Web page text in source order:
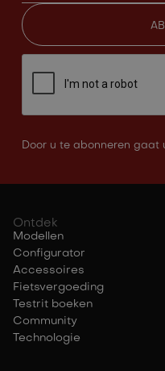
Door u te abonneren gaat
Ontdek
Modellen
Configurator
Accessoires
Fietsvergoeding
Testrit boeken
Community
Technologie